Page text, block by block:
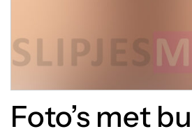
Foto’s met